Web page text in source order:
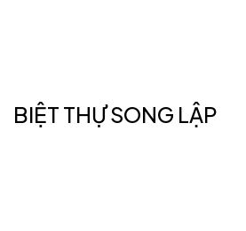
BIỆT THỰ SONG LẬP